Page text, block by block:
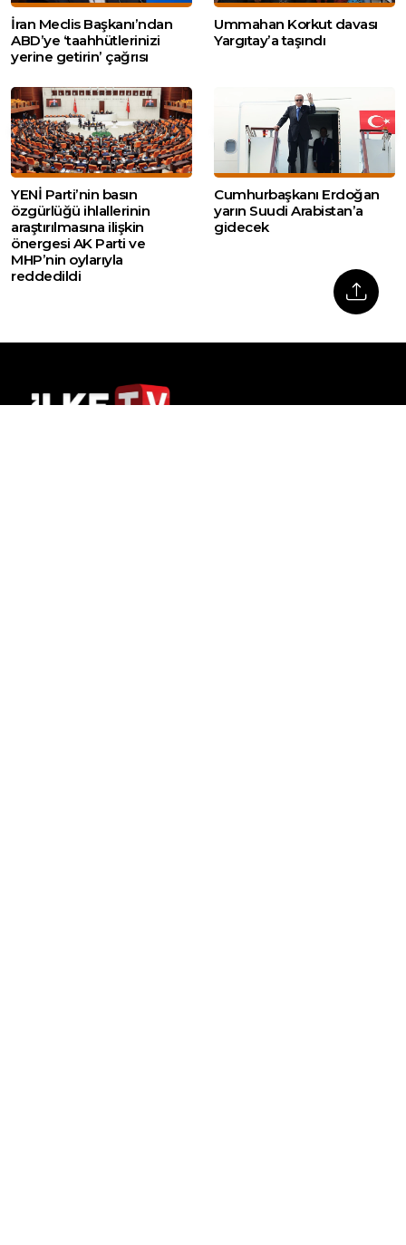
İran Meclis Başkanı’ndan
ABD’ye ‘taahhütlerinizi
yerine getirin’ çağrısı
Ummahan Korkut davası
Yargıtay’a taşındı
YENİ Parti’nin basın
özgürlüğü ihlallerinin
araştırılmasına ilişkin
önergesi AK Parti ve
MHP’nin oylarıyla
reddedildi
Cumhurbaşkanı Erdoğan
yarın Suudi Arabistan’a
gidecek